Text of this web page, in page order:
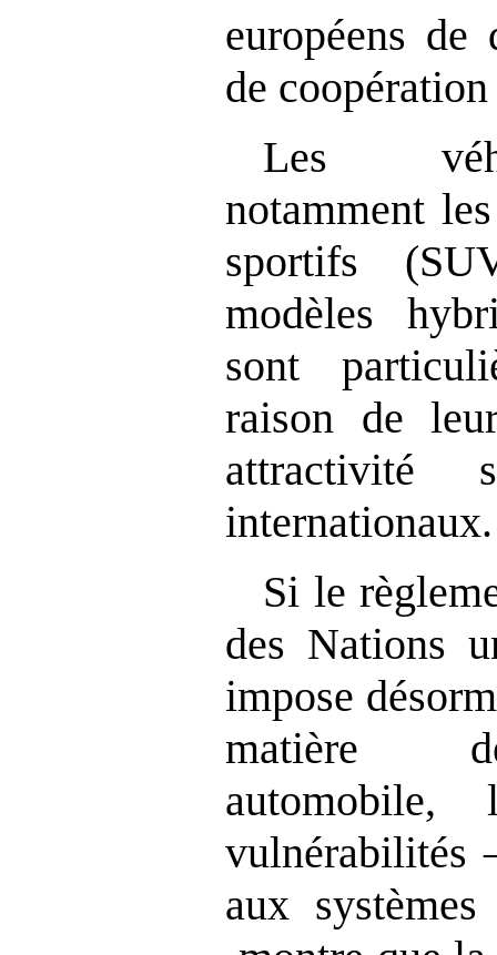
européens de
de
Les
notamment
sportifs
modèles
sont
raison de
attractivité
internationaux.
Si le
des Nations
impose
matière
automobile,
vulnérabilités
aux